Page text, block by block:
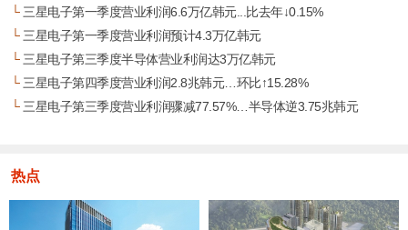
└三星电子第一季度营业利润6.6万亿韩元...比去年↓0.15%
└三星电子第一季度营业利润预计4.3万亿韩元
└三星电子第三季度半导体营业利润达3万亿韩元
└三星电子第四季度营业利润2.8兆韩元…环比↑15.28%
└三星电子第三季度营业利润骤减77.57%…半导体逆3.75兆韩元
热点